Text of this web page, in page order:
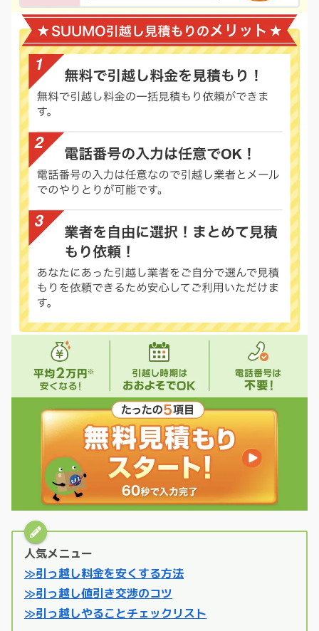
人気メニュー
≫引っ越し料金を安くする方法
≫引っ越し値引き交渉のコツ
≫引っ越しやることチェックリスト